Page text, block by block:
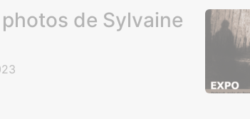
de Sylvaine